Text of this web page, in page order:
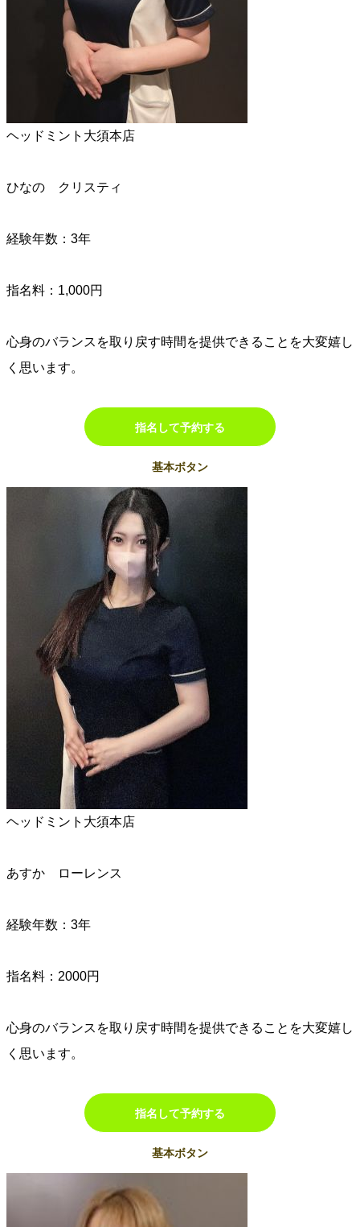
ヘッドミント大須本店
ひなの クリスティ
経験年数：3年
指名料：1,000円
心身のバランスを取り戻す時間を提供できることを大変嬉し
く思います。
指名して予約する
基本ボタン
ヘッドミント大須本店
あすか ローレンス
経験年数：3年
指名料：2000円
心身のバランスを取り戻す時間を提供できることを大変嬉し
く思います。
指名して予約する
基本ボタン